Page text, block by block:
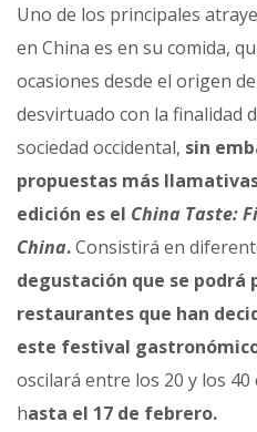
Uno de los principales
en China es en su comida,
ocasiones desde el origen
desvirtuado con la finalidad
sociedad occidental, sin
propuestas más
edición es el China Taste:
China.Consistirá en
degustación que se podrá
restaurantes que han
este festival
oscilará entre los 20 y los
hasta el 17 de febrero.